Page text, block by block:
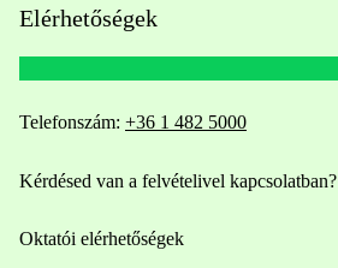
Elérhetőségek
Telefonszám: +36 1 482 5000
Kérdésed van a felvételivel kapcsolatban?
Oktatói elérhetőségek